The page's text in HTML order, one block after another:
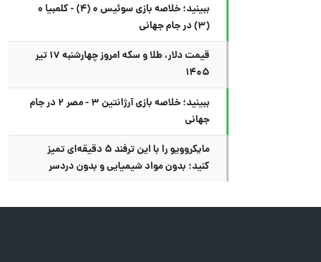
ببینید؛ خلاصه بازی سوئیس ۰ (۴) - کلمبیا ۰
(۳) در جام جهانی
قیمت دلار، طلا و سکه امروز چهارشنبه ۱۷ تیر
۱۴۰۵
ببینید؛ خلاصه بازی آرژانتین ۳ - مصر ۲ در جام
جهانی
مایکروویو را با این ترفند ۵ دقیقه‌ای تمیز
کنید؛ بدون مواد شیمیایی و بدون دردسر